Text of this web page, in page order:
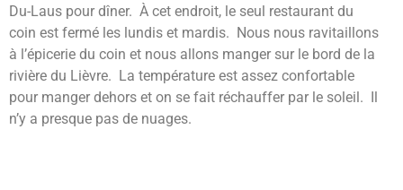
Du-Laus pour dîner. À cet endroit, le seul restaurant du
coin est fermé les lundis et mardis. Nous nous ravitaillons
à l’épicerie du coin et nous allons manger sur le bord de la
rivière du Lièvre. La température est assez confortable
pour manger dehors et on se fait réchauffer par le soleil. Il
n’y a presque pas de nuages.